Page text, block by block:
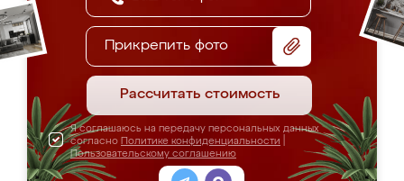
Прикрепить фото
Рассчитать стоимость
Я соглашаюсь на передачу персональных данных
согласно Политике конфиденциальности
Пользовательскому соглашению